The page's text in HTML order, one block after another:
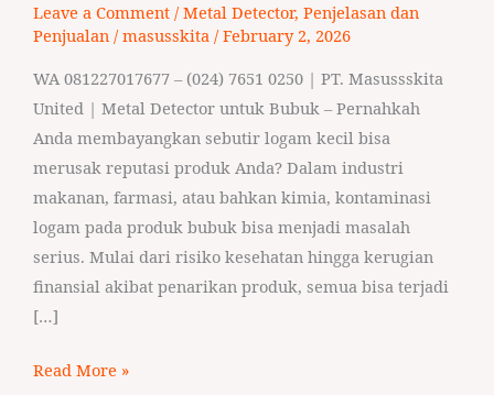
Leave a Comment / Metal Detector, Penjelasan dan
Penjualan/ masusskita / February 2, 2026
WA 081227017677 – (024) 7651 0250 | PT. Masussskita
United | Metal Detector untuk Bubuk – Pernahkah
Anda membayangkan sebutir logam kecil bisa
merusak reputasi produk Anda? Dalam industri
makanan, farmasi, atau bahkan kimia, kontaminasi
logam pada produk bubuk bisa menjadi masalah
serius. Mulai dari risiko kesehatan hingga kerugian
finansial akibat penarikan produk, semua bisa terjadi
[…]
Read More »